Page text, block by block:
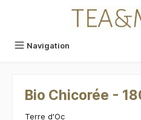
Navigation
Bio Chicorée -
Terre d'Oc